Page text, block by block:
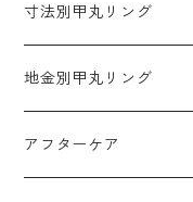
3mm幅
4mm幅
5mm幅
寸法別甲丸リング
2mm幅
3mm幅
地金別甲丸リング
プラチナ900
アフターケア